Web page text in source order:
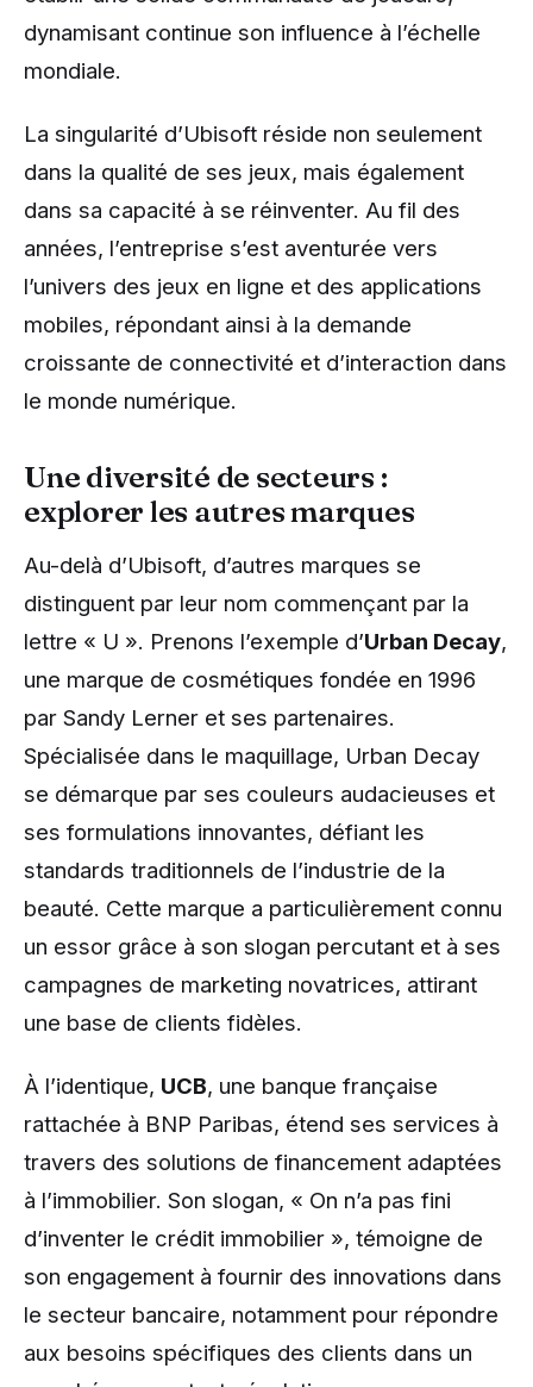
dynamisant continue son influence à l’échelle
mondiale.
La singularité d’Ubisoft réside non seulement
dans la qualité de ses jeux, mais également
dans sa capacité à se réinventer. Au fil des
années, l’entreprise s’est aventurée vers
l’univers des jeux en ligne et des applications
mobiles, répondant ainsi à la demande
croissante de connectivité et d’interaction dans
le monde numérique.
Une diversité de secteurs :
explorer les autres marques
Au-delà d’Ubisoft, d’autres marques se
distinguent par leur nom commençant par la
lettre « U ». Prenons l’exemple d’Urban Decay,
une marque de cosmétiques fondée en 1996
par Sandy Lerner et ses partenaires.
Spécialisée dans le maquillage, Urban Decay
se démarque par ses couleurs audacieuses et
ses formulations innovantes, défiant les
standards traditionnels de l’industrie de la
beauté. Cette marque a particulièrement connu
un essor grâce à son slogan percutant et à ses
campagnes de marketing novatrices, attirant
une base de clients fidèles.
À l’identique, UCB, une banque française
rattachée à BNP Paribas, étend ses services à
travers des solutions de financement adaptées
à l’immobilier. Son slogan, « On n’a pas fini
d’inventer le crédit immobilier », témoigne de
son engagement à fournir des innovations dans
le secteur bancaire, notamment pour répondre
aux besoins spécifiques des clients dans un